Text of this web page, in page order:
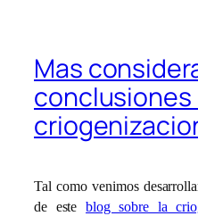
Mas
conclusiones
Tal como venimos
de esteblog sobre la